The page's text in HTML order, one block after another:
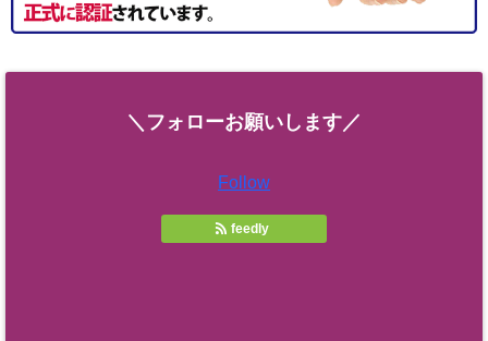
＼フォローお願いします／
Follow
feedly